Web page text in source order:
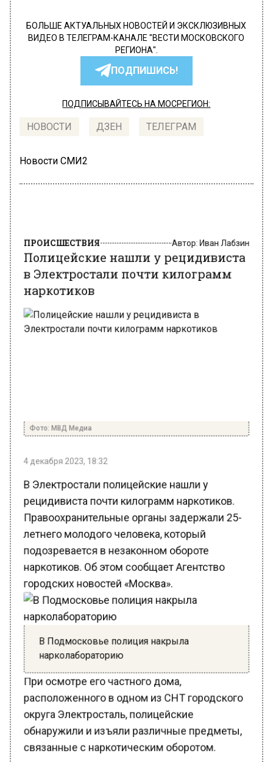
БОЛЬШЕ АКТУАЛЬНЫХ НОВОСТЕЙ И ЭКСКЛЮЗИВНЫХ
ВИДЕО В ТЕЛЕГРАМ-КАНАЛЕ "ВЕСТИ МОСКОВСКОГО
РЕГИОНА".
ПОДПИШИСЬ!
ПОДПИСЫВАЙТЕСЬ НА МОСРЕГИОН:
НОВОСТИ ДЗЕН ТЕЛЕГРАМ
Новости СМИ2
Полицейские нашли у рецидивиста
в Электростали почти килограмм
наркотиков
рецидивиста почти килограмм наркотиков.
Правоохранительные органы задержали 25-
летнего молодого человека, который
подозревается в незаконном обороте
наркотиков. Об этом сообщает Агентство
городских новостей «Москва».
В Подмосковье полиция накрыла
нарколабораторию
При осмотре его частного дома,
расположенного в одном из СНТ городского
округа Электросталь, полицейские
обнаружили и изъяли различные предметы,
связанные с наркотическим оборотом.